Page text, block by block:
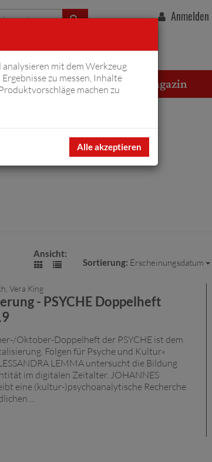
Anmelden
Overton Magazin
Ansicht:
Sortierung: Erscheinungsdatum
Vera King
- PSYCHE Doppelheft
Oktober-Doppelheft der PSYCHE ist dem
Folgen für Psyche und Kultur«
LEMMA untersucht die Bildung
im digitalen Zeitalter. JOHANNES
eine (kultur-)psychoanalytische Recherche
...
mit dem Werkzeug
zu messen, Inhalte
machen zu
Alle akzeptieren